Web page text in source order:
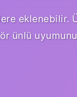
eklenebilir.
ünlü